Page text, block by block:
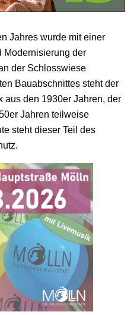
Jahres wurde mit einer
Modernisierung der
der Schlosswiese
Bauabschnittes steht der
aus den 1930er Jahren, der
Jahren teilweise
steht dieser Teil des